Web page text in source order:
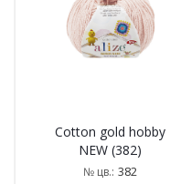
Cotton gold hobby
NEW (382)
№ цв.: 382